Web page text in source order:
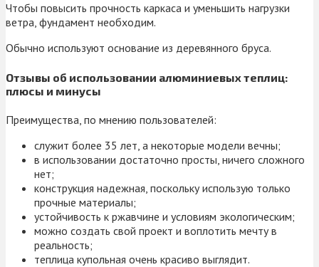
Чтобы повысить прочность каркаса и уменьшить нагрузки
ветра, фундамент необходим.
Обычно используют основание из деревянного бруса.
Отзывы об использовании алюминиевых теплиц:
плюсы и минусы
Преимущества, по мнению пользователей:
служит более 35 лет, а некоторые модели вечны;
в использовании достаточно просты, ничего сложного
нет;
конструкция надежная, поскольку использую только
прочные материалы;
устойчивость к ржавчине и условиям экологическим;
можно создать свой проект и воплотить мечту в
реальность;
теплица купольная очень красиво выглядит.